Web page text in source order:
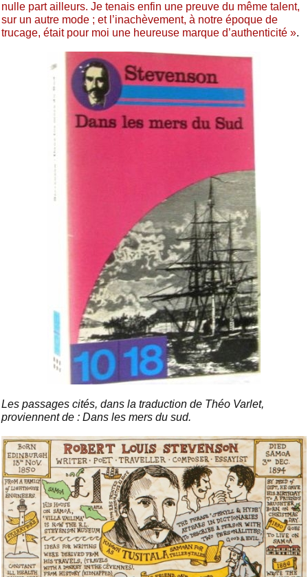
nulle part ailleurs. Je tenais enfin une preuve du même talent,
sur un autre mode ; et l’inachèvement, à notre époque de
trucage, était pour moi une heureuse marque d’authenticité ».
Les passages cités, dans la traduction de Théo Varlet,
proviennent de : Dans les mers du sud.